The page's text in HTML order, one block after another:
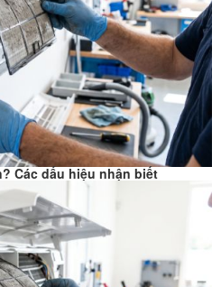
Các dấu hiệu nhận biết